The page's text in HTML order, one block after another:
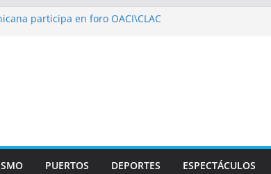
participa en foro OACI\CLAC
en normas de calidad ISO
multidisciplinario operativo médico
PUERTOS DEPORTES ESPECTÁCULOS